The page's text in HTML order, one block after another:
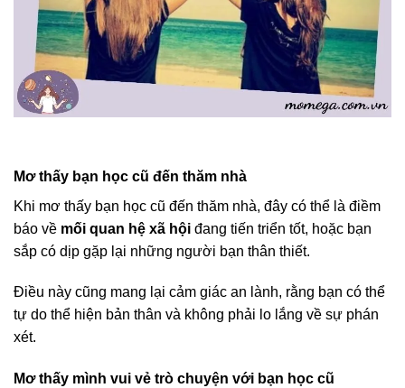
Mơ thấy bạn học cũ đến thăm nhà
Khi mơ thấy bạn học cũ đến thăm nhà, đây có thể là điềm
báo về mối quan hệ xã hội đang tiến triển tốt, hoặc bạn
sắp có dịp gặp lại những người bạn thân thiết.
Điều này cũng mang lại cảm giác an lành, rằng bạn có thể
tự do thể hiện bản thân và không phải lo lắng về sự phán
xét.
Mơ thấy mình vui vẻ trò chuyện với bạn học cũ